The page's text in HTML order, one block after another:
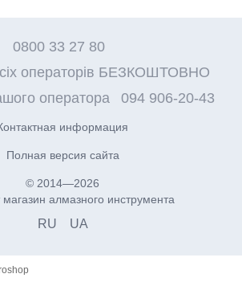
0800 33 27 80
операторів БЕЗКОШТОВНО
оператора
094 906-20-43
информация
Полная версия сайта
© 2014—2026
алмазного инструмента
RU UA